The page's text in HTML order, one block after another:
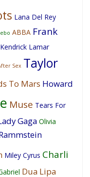
Lana Del Rey
ABBA Frank
Kendrick Lamar
Sex Taylor
To Mars Howard
Muse Tears For
Gaga Olivia
Miley Cyrus Charli
Dua Lipa